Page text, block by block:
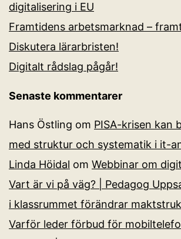
digitalisering i EU
Framtidens arbetsmarknad –
Diskutera lärarbristen!
Digitalt rådslag pågår!
Senaste kommentarer
Hans Östling om PISA-krisen kan
med struktur och systematik i it-
Linda Höidal om Webbinar om
Vart är vi på väg? | Pedagog
i klassrummet förändrar
Varför leder förbud för